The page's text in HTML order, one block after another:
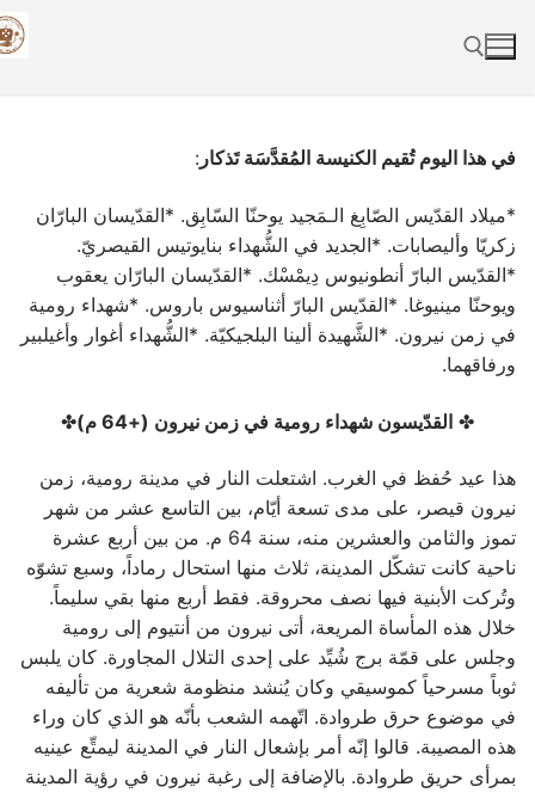
Skip
to
Search for:
في هذا اليوم تُقيم الكنيسة المُقدَّسَة تَذكار :
*ميلاد القدّيس الصّابِغ الـمَجيد يوحنّا السّابِق. *القدّيسان البارّان
زكريّا وأليصابات. *الجديد في الشُّهداء بنايوتيس القيصريّ.
*القدّيس البارّ أنطونيوس دِيمْسْك. *القدّيسان البارّان يعقوب
ويوحنّا مينيوغا. *القدّيس البارّ أثناسيوس باروس. *شهداء رومية
في زمن نيرون. *الشَّهيدة ألينا البلجيكيّة. *الشُّهداء أغوار وأغيلبير
ورفاقهما.
✤ القدّيسون شهداء رومية في زمن نيرون (+64 م) ✤
هذا عيد حُفظ في الغرب. اشتعلت النار في مدينة رومية، زمن
نيرون قيصر، على مدى تسعة أيّام، بين التاسع عشر من شهر
تموز والثامن والعشرين منه، سنة 64 م. من بين أربع عشرة
ناحية كانت تشكّل المدينة، ثلاث منها استحال رماداً، وسبع تشوّه
وتُركت الأبنية فيها نصف محروقة. فقط أربع منها بقي سليماً.
خلال هذه المأساة المريعة، أتى نيرون من أنتيوم إلى رومية
وجلس على قمّة برج شُيِّد على إحدى التلال المجاورة. كان يلبس
ثوباً مسرحياً كموسيقي وكان يُنشد منظومة شعرية من تأليفه
في موضوع حرق طروادة. اتّهمه الشعب بأنّه هو الذي كان وراء
هذه المصيبة. قالوا إنّه أمر بإشعال النار في المدينة ليمتِّع عينيه
بمرأى حريق طروادة. بالإضافة إلى رغبة نيرون في رؤية المدينة